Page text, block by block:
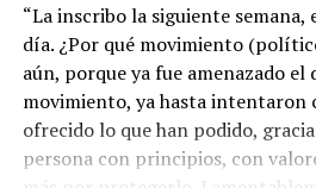
“La inscribo la siguiente semana,
día. ¿Por qué movimiento
aún, porque ya fue amenazado
movimiento, ya hasta intentaron
ofrecido lo que han podido,
persona con principios, con